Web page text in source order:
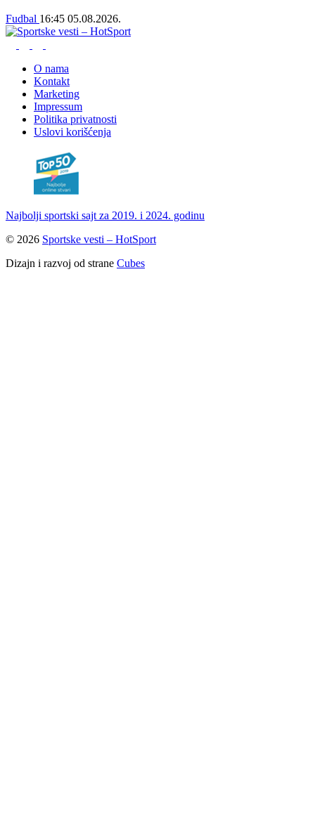
Fudbal 16:45 05.08.2026.
O nama
Kontakt
Marketing
Impressum
Politika privatnosti
Uslovi korišćenja
Najbolji sportski sajt za 2019. i 2024. godinu
© 2026 Sportske vesti – HotSport
Dizajn i razvoj od strane Cubes